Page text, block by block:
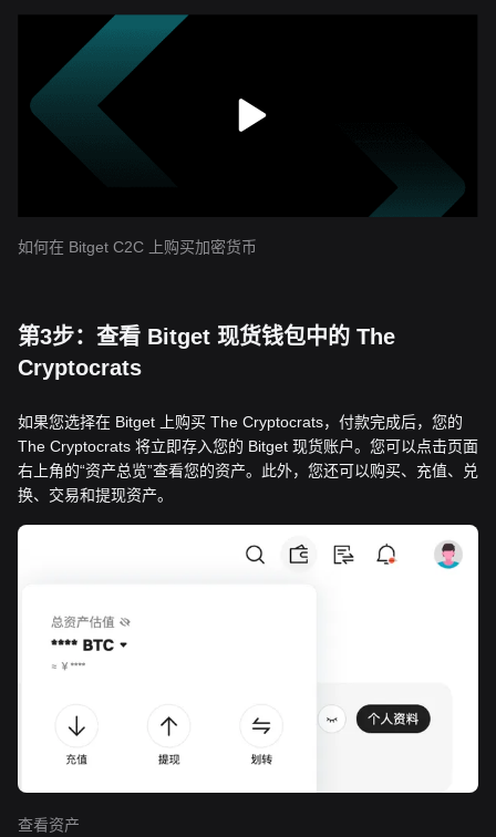
如何在 Bitget C2C 上购买加密货币
第3步：查看 Bitget 现货钱包中的 The
Cryptocrats
如果您选择在 Bitget 上购买 The Cryptocrats，付款完成后，您的
The Cryptocrats 将立即存入您的 Bitget 现货账户。您可以点击页面
右上角的“资产总览”查看您的资产。此外，您还可以购买、充值、兑
换、交易和提现资产。
查看资产